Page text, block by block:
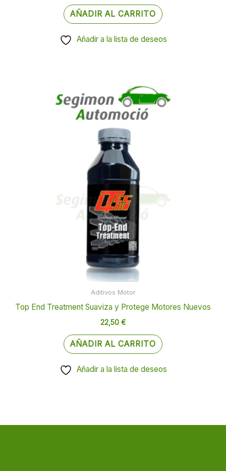
AÑADIR AL CARRITO
Añadir a la lista de deseos
Aditivos Motor
Top End Treatment Suaviza y Protege Motores Nuevos
22,50 €
AÑADIR AL CARRITO
Añadir a la lista de deseos